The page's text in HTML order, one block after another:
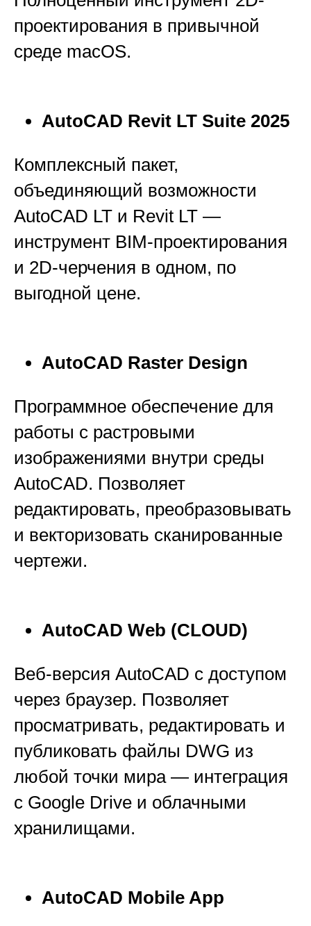
проектирования в привычной
среде macOS.
AutoCAD Revit LT Suite 2025
Комплексный пакет,
объединяющий возможности
AutoCAD LT и Revit LT —
инструмент BIM-проектирования
и 2D-черчения в одном, по
выгодной цене.
AutoCAD Raster Design
Программное обеспечение для
работы с растровыми
изображениями внутри среды
AutoCAD. Позволяет
редактировать, преобразовывать
и векторизовать сканированные
чертежи.
AutoCAD Web (CLOUD)
Веб-версия AutoCAD с доступом
через браузер. Позволяет
просматривать, редактировать и
публиковать файлы DWG из
любой точки мира — интеграция
с Google Drive и облачными
хранилищами.
AutoCAD Mobile App